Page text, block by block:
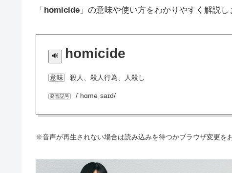
「 homicide 」の意味や使い方をわかりやすく解説し
homicide
意味 殺人、殺人行為、人殺し
発音記号 /ˈhɑməˌsaɪd/
※音声が再生されない場合は読み込みを待つかブラウザ変更を